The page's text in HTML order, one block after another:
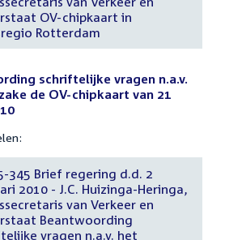
OV-chipkaart in
Rotterdam
schriftelijke vragen n.a.v.
de OV-chipkaart van 21
345 Brief regering d.d. 2
2010 - J.C. Huizinga-Heringa,
van Verkeer en
Beantwoording
vragen n.a.v. het